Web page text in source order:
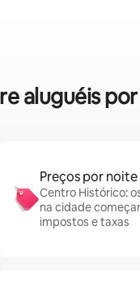
aluguéis
Preços por
Centro Histórico:
na cidade
impostos e taxas